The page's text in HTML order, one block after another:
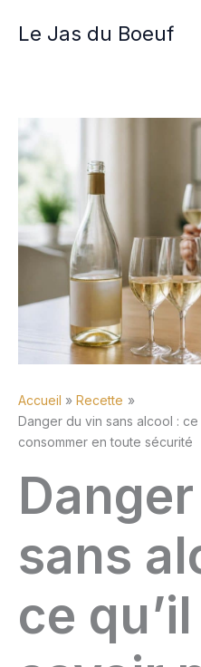
Le Jas du Boeuf
Accueil
Recette
Danger du vin sans alcool :
consommer en toute sécurité
sans
ce